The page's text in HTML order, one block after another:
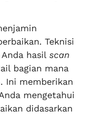
Teknisi
hasil scan
bagian mana
Ini memberikan
mengetahui
didasarkan